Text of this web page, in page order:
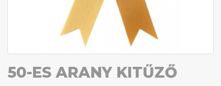
50-ES ARANY KITŰZŐ